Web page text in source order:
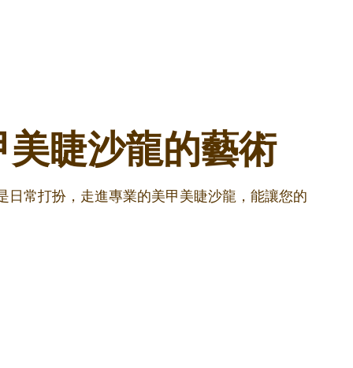
睫沙龍的藝術
日常打扮，走進專業的美甲美睫沙龍，能讓您的